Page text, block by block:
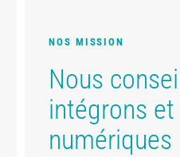
NOS MISSION
Nous
intégrons